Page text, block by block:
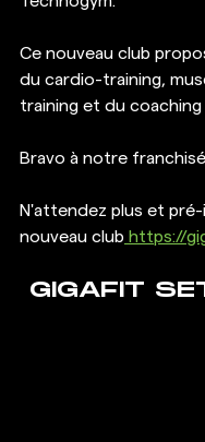
Ce nouveau club
du cardio-training,
training et du coaching
Bravo à notre
N'attendez plus et
nouveau club https://
GIGAFIT